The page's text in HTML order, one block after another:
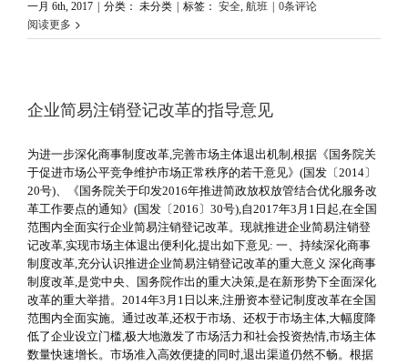
一月 6th, 2017 分类： 未分类 标签： 安全, 航班
0条评论
阅读更多
企业简易注销登记改革的指导意见
为进一步深化商事制度改革,完善市场主体退出机制,根据《国务院关
于促进市场公平竞争维护市场正常秩序的若干意见》(国发〔2014〕
20号)、《国务院关于印发2016年推进简政放权放管结合优化服务改
革工作要点的通知》(国发〔2016〕30号),自2017年3月1日起,在全国
范围内全面实行企业简易注销登记改革。现就推进企业简易注销登
记改革,实现市场主体退出便利化,提出如下意见: 一、持续深化商事
制度改革,充分认识推进企业简易注销登记改革的重大意义 深化商事
制度改革,是党中央、国务院作出的重大决策,是在新形势下全面深化
改革的重大举措。2014年3月1日以来,注册资本登记制度改革在全国
范围内全面实施。通过改革,还权于市场、还权于市场主体,大幅度降
低了企业设立门槛,极大地激发了市场活力和社会投资热情,市场主体
数量快速增长。市场准入高效便捷的同时,退出渠道仍然不畅。根据